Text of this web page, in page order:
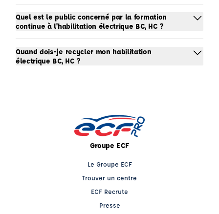
Quel est le public concerné par la formation
continue à l'habilitation électrique BC, HC ?
Quand dois-je recycler mon habilitation
électrique BC, HC ?
Groupe ECF
Le Groupe ECF
Trouver un centre
ECF Recrute
Presse